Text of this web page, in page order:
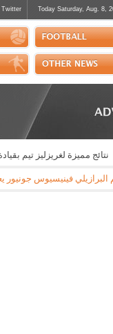
Twitter Today Saturday, Aug. 8,
مميزة لغريزليز تيم بقيادة
فينيسيوس جونيور يعلن